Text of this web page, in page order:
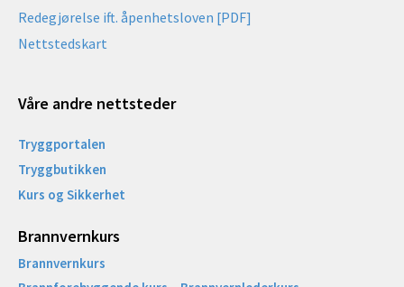
Redegjørelse ift. åpenhetsloven [PDF]
Nettstedskart
Våre andre nettsteder
Tryggportalen
Tryggbutikken
Kurs og Sikkerhet
Brannvernkurs
Brannvernkurs